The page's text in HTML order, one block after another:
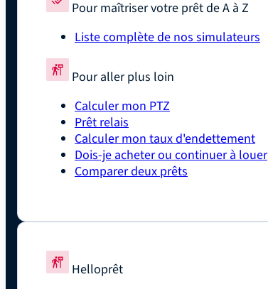
Pour maîtriser votre prêt de A à Z
Liste complète de nos simulateurs
Pour aller plus loin
Calculer mon PTZ
Prêt relais
Calculer mon taux d'endettement
Dois-je acheter ou continuer à louer
Comparer deux prêts
Helloprêt